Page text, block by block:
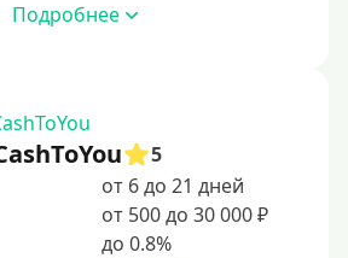
Подробнее
5
от 6 до 21 дней
от 500 до 30 000 ₽
до 0.8%